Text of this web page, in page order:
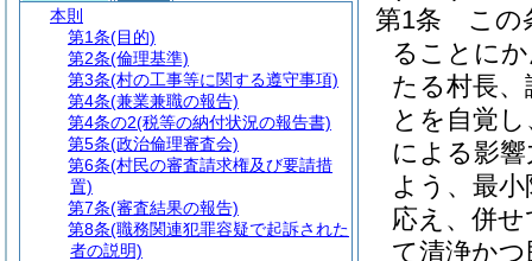
第1条
この
ることに
たる村長
とを自覚
による影
よう、最
応え、併
て清浄か
本則
第1条(目的)
第2条(倫理基準)
第3条(村の工事等に関する遵守事項)
第4条(兼業兼職の報告)
第4条の2(税等の納付状況の報告書)
第5条(政治倫理審査会)
第6条(村民の審査請求権及び要請措
置)
第7条(審査結果の報告)
第8条(職務関連犯罪容疑で起訴された
者の説明)